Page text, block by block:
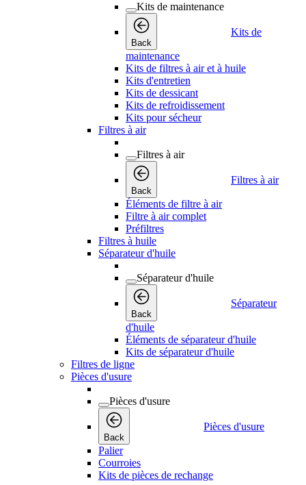
Kits de maintenance
Back
Kits de
maintenance
Kits de filtres à air et à huile
Kits d'entretien
Kits de dessicant
Kits de refroidissement
Kits pour sécheur
Filtres à air
Filtres à air
Back
Filtres à air
Éléments de filtre à air
Filtre à air complet
Préfiltres
Filtres à huile
Séparateur d'huile
Séparateur d'huile
Back
Séparateur
d'huile
Éléments de séparateur d'huile
Kits de séparateur d'huile
Filtres de ligne
Pièces d'usure
Pièces d'usure
Back
Pièces d'usure
Palier
Courroies
Kits de pièces de rechange